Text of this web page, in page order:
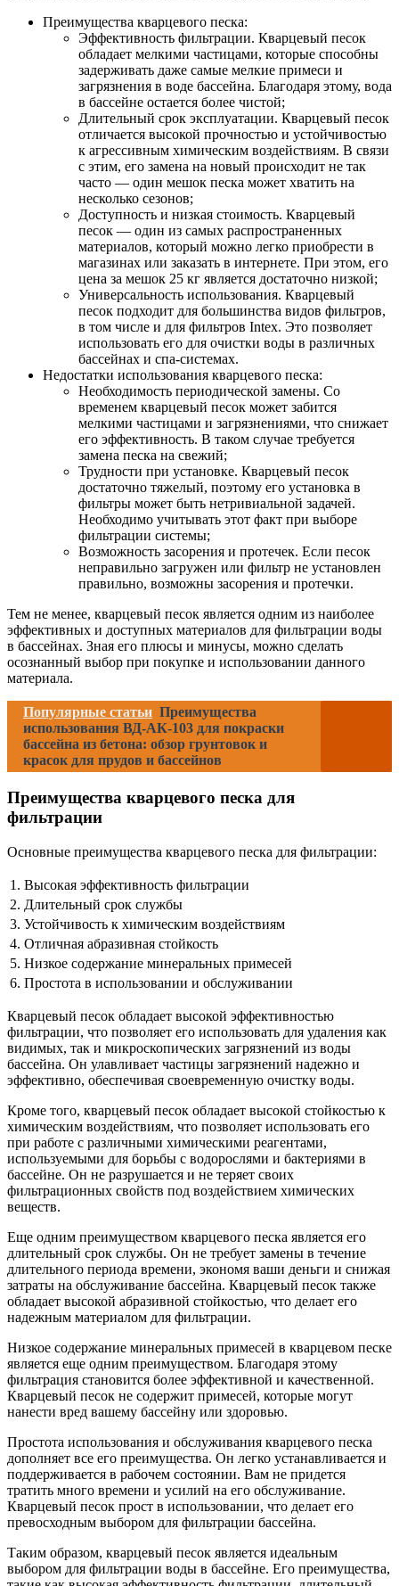
Преимущества кварцевого песка:
Эффективность фильтрации. Кварцевый песок
обладает мелкими частицами, которые способны
задерживать даже самые мелкие примеси и
загрязнения в воде бассейна. Благодаря этому, вода
в бассейне остается более чистой;
Длительный срок эксплуатации. Кварцевый песок
отличается высокой прочностью и устойчивостью
к агрессивным химическим воздействиям. В связи
с этим, его замена на новый происходит не так
часто — один мешок песка может хватить на
несколько сезонов;
Доступность и низкая стоимость. Кварцевый
песок — один из самых распространенных
материалов, который можно легко приобрести в
магазинах или заказать в интернете. При этом, его
цена за мешок 25 кг является достаточно низкой;
Универсальность использования. Кварцевый
песок подходит для большинства видов фильтров,
в том числе и для фильтров Intex. Это позволяет
использовать его для очистки воды в различных
бассейнах и спа-системах.
Недостатки использования кварцевого песка:
Необходимость периодической замены. Со
временем кварцевый песок может забится
мелкими частицами и загрязнениями, что снижает
его эффективность. В таком случае требуется
замена песка на свежий;
Трудности при установке. Кварцевый песок
достаточно тяжелый, поэтому его установка в
фильтры может быть нетривиальной задачей.
Необходимо учитывать этот факт при выборе
фильтрации системы;
Возможность засорения и протечек. Если песок
неправильно загружен или фильтр не установлен
правильно, возможны засорения и протечки.
Тем не менее, кварцевый песок является одним из наиболее
эффективных и доступных материалов для фильтрации воды
в бассейнах. Зная его плюсы и минусы, можно сделать
осознанный выбор при покупке и использовании данного
материала.
Популярные статьи Преимущества
использования ВД-АК-103 для покраски
бассейна из бетона: обзор грунтовок и
красок для прудов и бассейнов
Преимущества кварцевого песка для
фильтрации
Основные преимущества кварцевого песка для фильтрации:
1. Высокая эффективность фильтрации
2. Длительный срок службы
3. Устойчивость к химическим воздействиям
4. Отличная абразивная стойкость
5. Низкое содержание минеральных примесей
6. Простота в использовании и обслуживании
Кварцевый песок обладает высокой эффективностью
фильтрации, что позволяет его использовать для удаления как
видимых, так и микроскопических загрязнений из воды
бассейна. Он улавливает частицы загрязнений надежно и
эффективно, обеспечивая своевременную очистку воды.
Кроме того, кварцевый песок обладает высокой стойкостью к
химическим воздействиям, что позволяет использовать его
при работе с различными химическими реагентами,
используемыми для борьбы с водорослями и бактериями в
бассейне. Он не разрушается и не теряет своих
фильтрационных свойств под воздействием химических
веществ.
Еще одним преимуществом кварцевого песка является его
длительный срок службы. Он не требует замены в течение
длительного периода времени, экономя ваши деньги и снижая
затраты на обслуживание бассейна. Кварцевый песок также
обладает высокой абразивной стойкостью, что делает его
надежным материалом для фильтрации.
Низкое содержание минеральных примесей в кварцевом песке
является еще одним преимуществом. Благодаря этому
фильтрация становится более эффективной и качественной.
Кварцевый песок не содержит примесей, которые могут
нанести вред вашему бассейну или здоровью.
Простота использования и обслуживания кварцевого песка
дополняет все его преимущества. Он легко устанавливается и
поддерживается в рабочем состоянии. Вам не придется
тратить много времени и усилий на его обслуживание.
Кварцевый песок прост в использовании, что делает его
превосходным выбором для фильтрации бассейна.
Таким образом, кварцевый песок является идеальным
выбором для фильтрации воды в бассейне. Его преимущества,